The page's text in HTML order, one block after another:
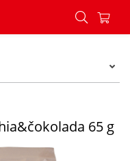
chia&čokolada 65 g -
65 g